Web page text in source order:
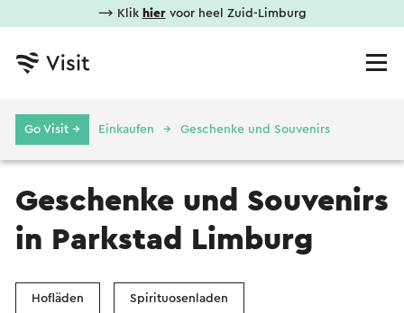
⟶ Klik hiervoor heel Zuid-Limburg
Go Visit → Einkaufen Geschenke und Souvenirs
Geschenke und Souvenirs
in Parkstad Limburg
Hofläden Spirituosenladen